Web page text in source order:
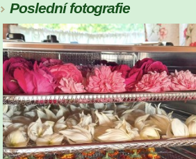
Poslední fotografie